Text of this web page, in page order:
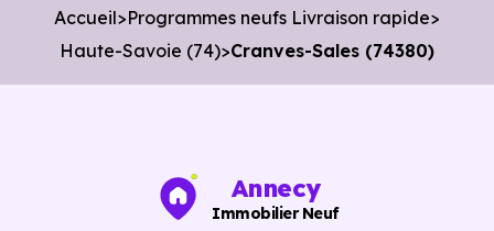
Organiser des visites pertinentes.
Vous pouvez consulter dès maintenant nos
Accueil Programmes neufs Livraison rapide
Haute-Savoie (74) Cranves-Sales (74380)
Annecy
Immobilier Neuf